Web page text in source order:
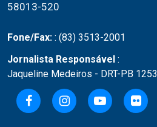
58013-520
Fone/Fax: : (83) 3513-2001
Jornalista Responsável :
Jaqueline Medeiros - DRT-PB 1253